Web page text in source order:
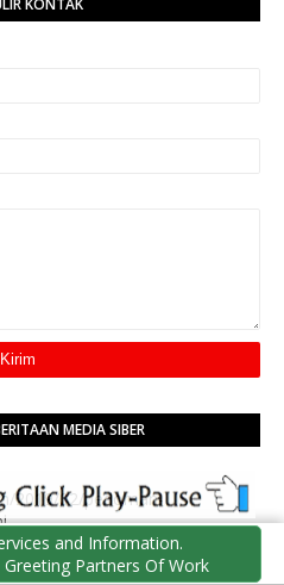
MEDIA SIBER
2019/02/pedoman-
and Information.
Partners Of Work